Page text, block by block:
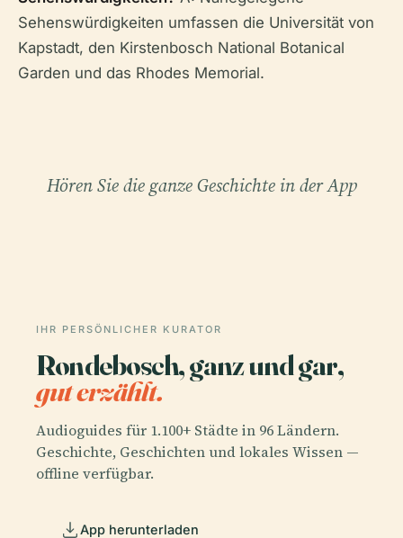
Sehenswürdigkeiten umfassen die Universität von
Kapstadt, den Kirstenbosch National Botanical
Garden und das Rhodes Memorial.
Hören Sie die ganze Geschichte in der App
IHR PERSÖNLICHER KURATOR
Rondebosch, ganz und gar,
gut erzählt.
Audioguides für 1.100+ Städte in 96 Ländern.
Geschichte, Geschichten und lokales Wissen —
offline verfügbar.
App herunterladen